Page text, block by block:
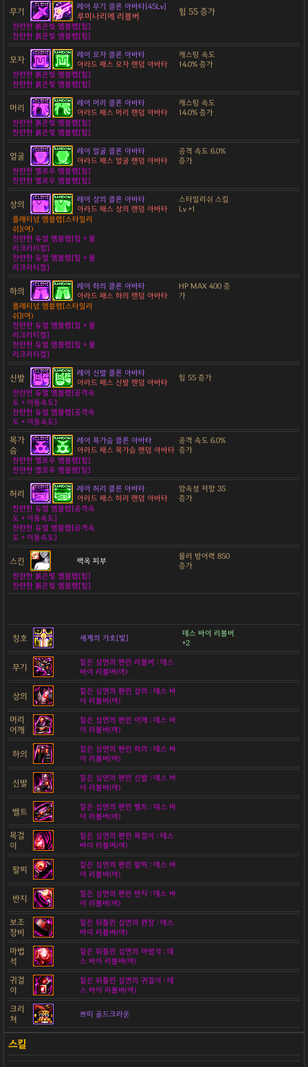
무기 레어 무기 클론 아바타[45Lv]
루미나리에 리볼버 힘 55 증가
찬란한 붉은빛 엠블렘[힘]
찬란한 붉은빛 엠블렘[힘]
모자
레어 모자 클론 아바타
아라드 패스 모자 랜덤 아바타
캐스팅 속도
14.0% 증가
찬란한 붉은빛 엠블렘[힘]
찬란한 붉은빛 엠블렘[힘]
머리
레어 머리 클론 아바타
아라드 패스 머리 랜덤 아바타
캐스팅 속도
14.0% 증가
찬란한 붉은빛 엠블렘[힘]
찬란한 붉은빛 엠블렘[힘]
얼굴
레어 얼굴 클론 아바타
아라드 패스 얼굴 랜덤 아바타
공격 속도 6.0%
증가
찬란한 옐로우 엠블렘[힘]
찬란한 옐로우 엠블렘[힘]
상의
레어 상의 클론 아바타
아라드 패스 상의 랜덤 아바타
스타일리쉬 스킬
Lv +1
플래티넘 엠블렘[스타일리
쉬](여)
찬란한 듀얼 엠블렘[힘 + 물
리크리티컬]
찬란한 듀얼 엠블렘[힘 + 물
리크리티컬]
하의
레어 하의 클론 아바타
아라드 패스 하의 랜덤 아바타
HP MAX 400 증
가
플래티넘 엠블렘[스타일리
쉬](여)
찬란한 듀얼 엠블렘[힘 + 물
리크리티컬]
찬란한 듀얼 엠블렘[힘 + 물
리크리티컬]
신발
레어 신발 클론 아바타
아라드 패스 신발 랜덤 아바타
힘 55 증가
찬란한 듀얼 엠블렘[공격속
도 + 이동속도]
찬란한 듀얼 엠블렘[공격속
도 + 이동속도]
목가
슴
레어 목가슴 클론 아바타
아라드 패스 목가슴 랜덤 아바타
공격 속도 6.0%
증가
찬란한 옐로우 엠블렘[힘]
찬란한 옐로우 엠블렘[힘]
허리
레어 허리 클론 아바타
아라드 패스 허리 랜덤 아바타
암속성 저항 35
증가
찬란한 듀얼 엠블렘[공격속
도 + 이동속도]
찬란한 듀얼 엠블렘[공격속
도 + 이동속도]
스킨 백옥 피부
물리 방어력 850
증가
찬란한 붉은빛 엠블렘[힘]
찬란한 붉은빛 엠블렘[힘]
칭호 세계의 가호[빛]
데스 바이 리볼버
+2
무기
짙은 심연의 편린 리볼버 : 데스
바이 리볼버(여)
상의
짙은 심연의 편린 상의 : 데스 바
이 리볼버(여)
머리
어깨
짙은 심연의 편린 어깨 : 데스 바
이 리볼버(여)
하의
짙은 심연의 편린 하의 : 데스 바
이 리볼버(여)
신발
짙은 심연의 편린 신발 : 데스 바
이 리볼버(여)
벨트
짙은 심연의 편린 벨트 : 데스 바
이 리볼버(여)
목걸
이
짙은 심연의 편린 목걸이 : 데스
바이 리볼버(여)
팔찌
짙은 심연의 편린 팔찌 : 데스 바
이 리볼버(여)
반지
짙은 심연의 편린 반지 : 데스 바
이 리볼버(여)
보조
장비
짙은 뒤틀린 심연의 완장 : 데스
바이 리볼버(여)
마법
석
짙은 뒤틀린 심연의 마법석 : 데
스 바이 리볼버(여)
귀걸
이
짙은 뒤틀린 심연의 귀걸이 : 데
스 바이 리볼버(여)
크리
쳐
쁘띠 골드크라운